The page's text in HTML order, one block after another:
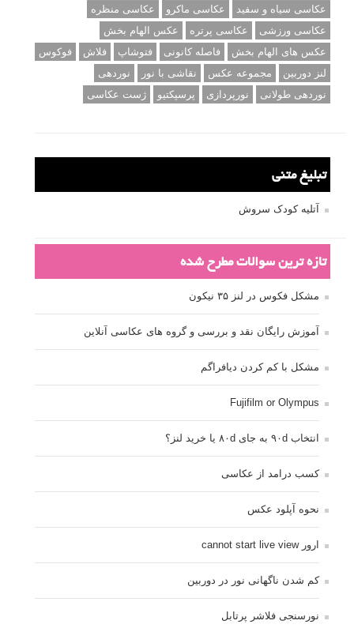
عکاسی سیاه و سفید
عکاسی ماکرو
عکاسی منظره
عکاسی ورزشی
عکاسی پرتره
عکس الهام بخش
عکس های الهام بخش
فاصله کانونی فتوشاپ فلاش
فوکوس
لنز دوربین
مجموعه عکس نقاشی با نور
نوردهی
نوردهی طولانی
نورپردازی پرسپکتیو ژست عکاسی
تبلیغ متنی
آتلیه کودک سروش
تازه ترین سوالات مطرح شده
مشکل فکوس در لنز ۳۵ نیکون
آموزش رایگان نقد و بررسی و گروه های عکاسی آنلاین
مشکل با کم کردن دیافراگم
Fujifilm or Olympus
انتخاب ۹۰d به جای ۸۰d یا خرید لنز؟
کسب درامد از عکاسی
نحوه آپلود عکس
ارور cannot start live view
کم شدن ناگهانی نور در دوربین
نورسنجی فلاشر پرتابل